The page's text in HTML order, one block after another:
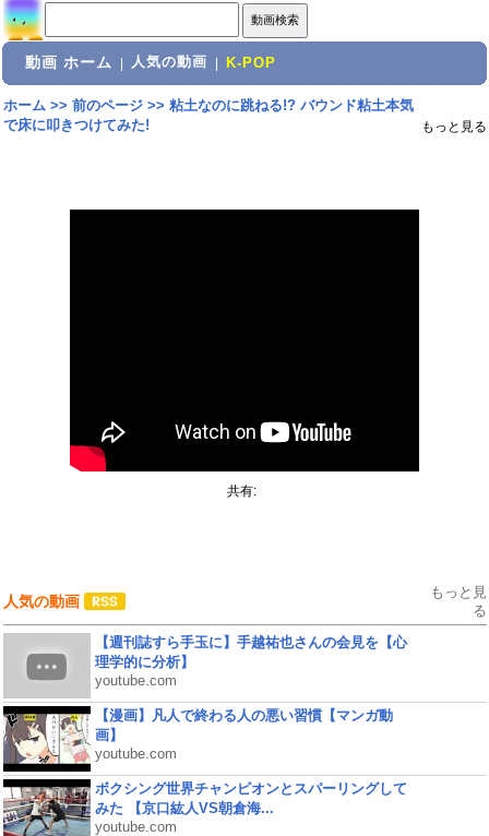
動画 ホーム 人気の動画 K-POP
ホーム>> 前のページ>> 粘土なのに跳ねる!? バウンド粘土本気
で床に叩きつけてみた!
もっと見る
共有:
人気の動画
もっと見
る
【週刊誌すら手玉に】手越祐也さんの会見を【心
理学的に分析】
youtube.com
【漫画】凡人で終わる人の悪い習慣【マンガ動
画】
youtube.com
ボクシング世界チャンピオンとスパーリングして
みた 【京口紘人VS朝倉海...
youtube.com